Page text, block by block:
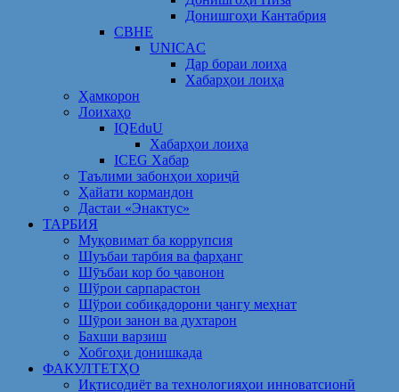
Донишгоҳи Кантабрия
CBHE
UNICAC
Дар бораи лоиҳа
Хабарҳои лоиҳа
Ҳамкорон
Лоихаҳо
IQEduU
Хабарҳои лоиҳа
ICEG Хабар
Таълими забонҳои хориҷӣ
Ҳайати кормандон
Дастаи «Энактус»
ТАРБИЯ
Муқовимат ба коррупсия
Шуъбаи тарбия ва фарҳанг
Шӯъбаи кор бо ҷавонон
Шўрои сарпарастон
Шўрои собиқадорони ҷангу меҳнат
Шӯрои занон ва духтарон
Бахши варзиш
Хобгоҳи донишкада
ФАКУЛТЕТҲО
Иқтисодиёт ва технологияҳои инноватсионӣ